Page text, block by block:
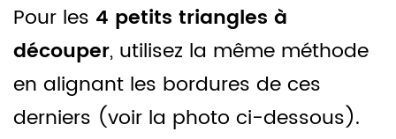
Pour les 4 petits triangles à
découper, utilisez la même méthode
en alignant les bordures de ces
derniers (voir la photo ci-dessous).